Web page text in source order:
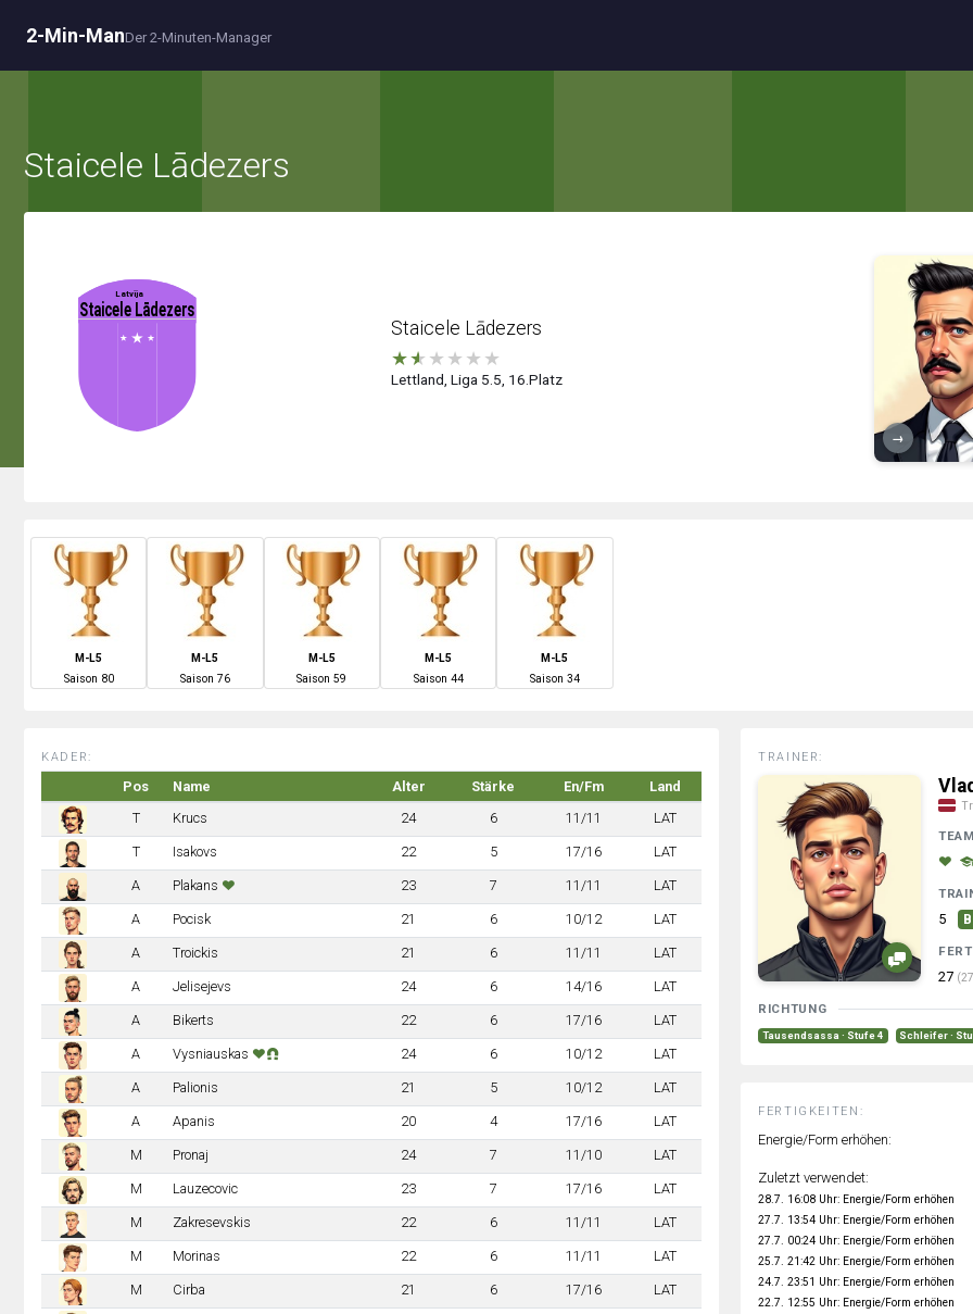
2-Min-ManDer 2-Minuten-Manager
Staicele Lādezers
Staicele Lādezers
★★ ★ ★ ★ ★
Lettland, Liga 5.5, 16.Platz
→
M-L5
Saison 80
M-L5
Saison 76
M-L5
Saison59
M-L5
Saison 44
M-L5
Saison 34
KADER:
Pos Name Alter Stärke En/Fm
Land
T
Krucs 24 6 11/11 LAT
T Isakovs 22 5 17/16 LAT
A Plakans 23 7 11/11 LAT
A Pocisk 21 6 10/12 LAT
A Troickis 21 6 11/11 LAT
A Jelisejevs 24 6 14/16 LAT
A Bikerts 22 6 17/16 LAT
A Vysniauskas 24 6 10/12 LAT
A Palionis 21 5 10/12 LAT
A Apanis 20 4 17/16 LAT
M Pronaj 24 7 11/10 LAT
M Lauzecovic 23 7 17/16 LAT
M Zakresevskis 22 6 11/11 LAT
M Morinas 22 6 11/11 LAT
M Cirba 21 6 17/16 LAT
TRAINER:
5
27
RICHTUNG
Tausendsassa · Stufe 4 Schleifer ·
FERTIGKEITEN:
Energie/Form erhöhen:
Zuletzt verwendet:
28.7. 16:08 Uhr: Energie/Form erhöhen
27.7. 13:54 Uhr: Energie/Form erhöhen
27.7. 00:24 Uhr: Energie/Form erhöhen
25.7. 21:42 Uhr: Energie/Form erhöhen
24.7. 23:51 Uhr: Energie/Form erhöhen
22.7. 12:55 Uhr: Energie/Form erhöhen